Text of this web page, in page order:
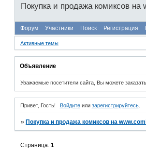
Покупка и продажа комиксов
Форум Участники Поиск Регистрация
Активные темы
Объявление
Уважаемые посетители сайта, Вы можете
Привет, Гость! Войдитеили зарегистрируйтесь.
» Покупка и продажа комиксов на
Страница:1